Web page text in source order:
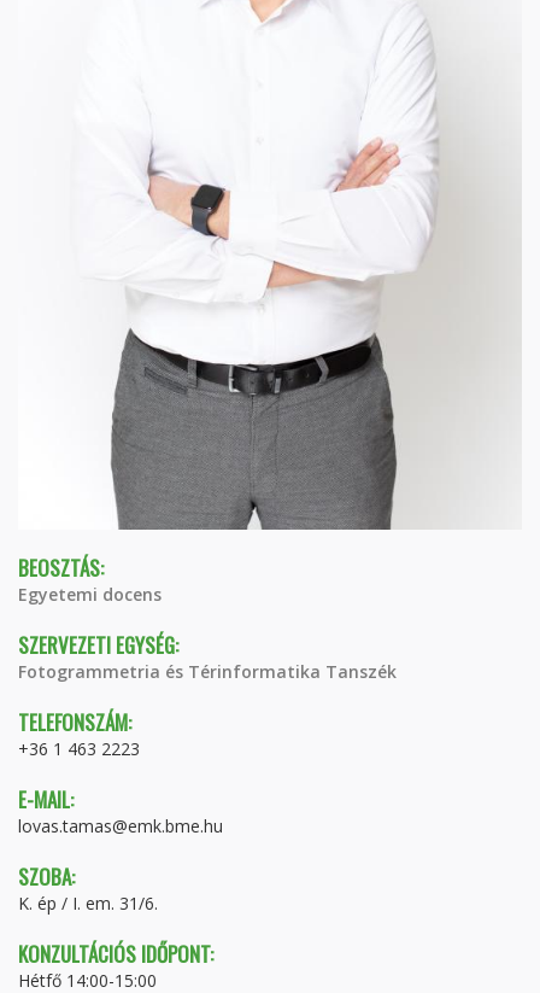
BEOSZTÁS:
Egyetemi docens
SZERVEZETI EGYSÉG:
Fotogrammetria és Térinformatika Tanszék
TELEFONSZÁM:
+36 1 463 2223
E-MAIL:
lovas.tamas@emk.bme.hu
SZOBA:
K. ép / I. em. 31/6.
KONZULTÁCIÓS IDŐPONT:
Hétfő 14:00-15:00